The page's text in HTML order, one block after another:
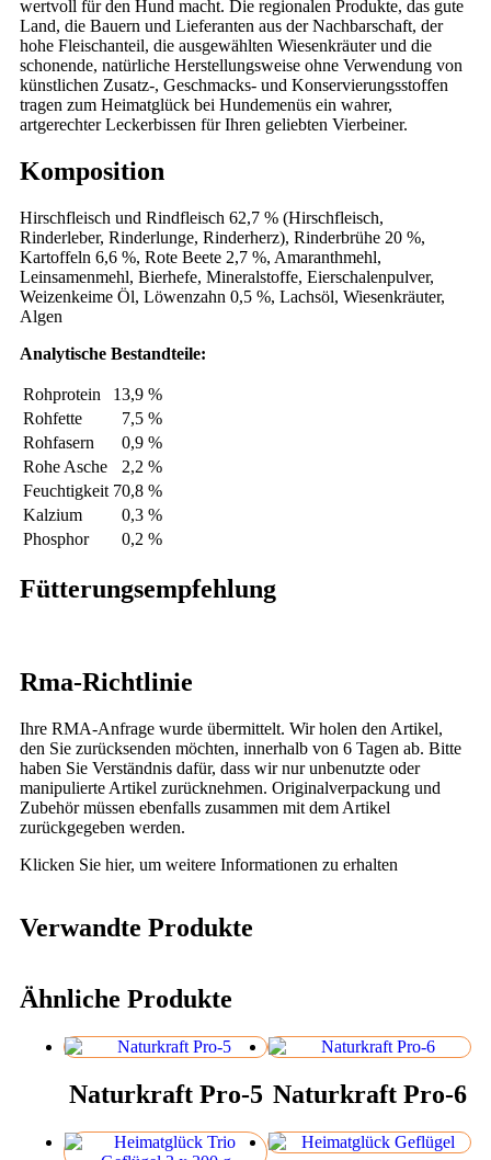
wertvoll für den Hund macht. Die regionalen Produkte, das gute
Land, die Bauern und Lieferanten aus der Nachbarschaft, der
hohe Fleischanteil, die ausgewählten Wiesenkräuter und die
schonende, natürliche Herstellungsweise ohne Verwendung von
künstlichen Zusatz-, Geschmacks- und Konservierungsstoffen
tragen zum Heimatglück bei Hundemenüs ein wahrer,
artgerechter Leckerbissen für Ihren geliebten Vierbeiner.
Komposition
Hirschfleisch und Rindfleisch 62,7 % (Hirschfleisch,
Rinderleber, Rinderlunge, Rinderherz), Rinderbrühe 20 %,
Kartoffeln 6,6 %, Rote Beete 2,7 %, Amaranthmehl,
Leinsamenmehl, Bierhefe, Mineralstoffe, Eierschalenpulver,
Weizenkeime Öl, Löwenzahn 0,5 %, Lachsöl, Wiesenkräuter,
Algen
Analytische Bestandteile:
Rohprotein
13,9 %
Rohfette
7,5 %
Rohfasern
0,9 %
Rohe Asche
2,2 %
Feuchtigkeit 70,8 %
Kalzium
0,3 %
Phosphor
0,2 %
Fütterungsempfehlung
Rma-Richtlinie
Ihre RMA-Anfrage wurde übermittelt. Wir holen den Artikel,
den Sie zurücksenden möchten, innerhalb von 6 Tagen ab. Bitte
haben Sie Verständnis dafür, dass wir nur unbenutzte oder
manipulierte Artikel zurücknehmen. Originalverpackung und
Zubehör müssen ebenfalls zusammen mit dem Artikel
zurückgegeben werden.
Klicken Sie hier, um weitere Informationen zu erhalten
Verwandte Produkte
Ähnliche Produkte
Naturkraft Pro-5 Naturkraft Pro-6